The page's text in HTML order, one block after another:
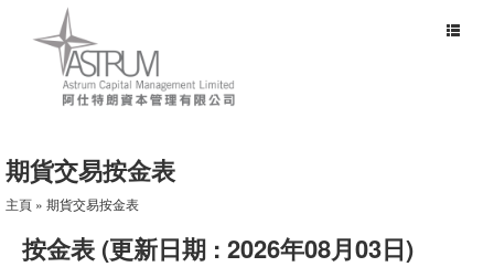
Toggle
期貨交易按金表
主頁 » 期貨交易按金表
按金表 (更新日期 : 2026年08月03日)